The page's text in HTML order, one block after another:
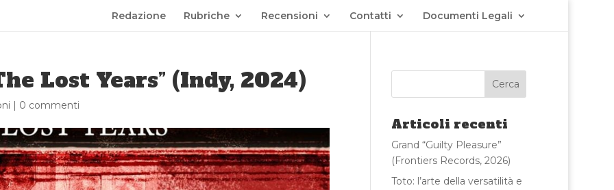
Redazione Rubriche Recensioni Contatti Documenti Legali
Lost Years” (Indy, 2024)
| 0 commenti
Articoli recenti
Grand “Guilty Pleasure”
(Frontiers Records, 2026)
Toto: l’arte della versatilità e